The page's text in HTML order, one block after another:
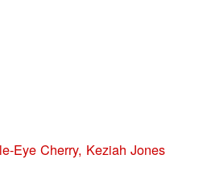
Eye Cherry, Keziah Jones